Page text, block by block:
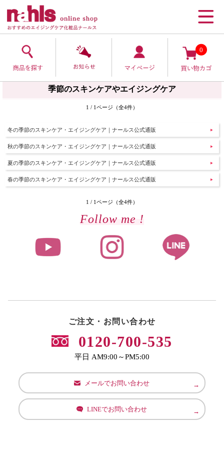
0
季節のスキンケアやエイジングケア
1 / 1ページ（全4件）
冬の季節のスキンケア・エイジングケア｜ナールス公式通販
秋の季節のスキンケア・エイジングケア｜ナールス公式通販
夏の季節のスキンケア・エイジングケア｜ナールス公式通販
春の季節のスキンケア・エイジングケア｜ナールス公式通販
1 / 1ページ（全4件）
Follow me !
ご注文・お問い合わせ
0120-700-535
平日 AM9:00～PM5:00
メールでお問い合わせ
LINEでお問い合わせ